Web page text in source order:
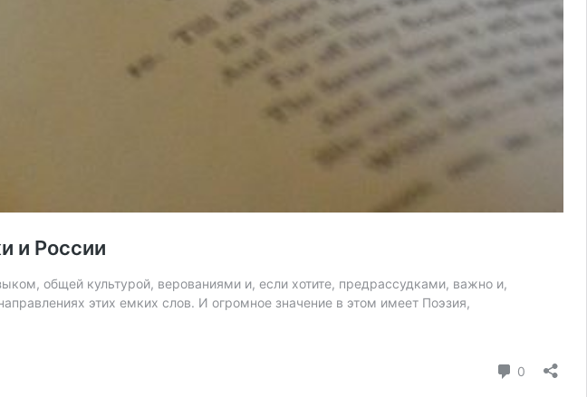
и России
общей культурой, верованиями и, если хотите, предрассудками, важно и,
этих емких слов. И огромное значение в этом имеет Поэзия,
0